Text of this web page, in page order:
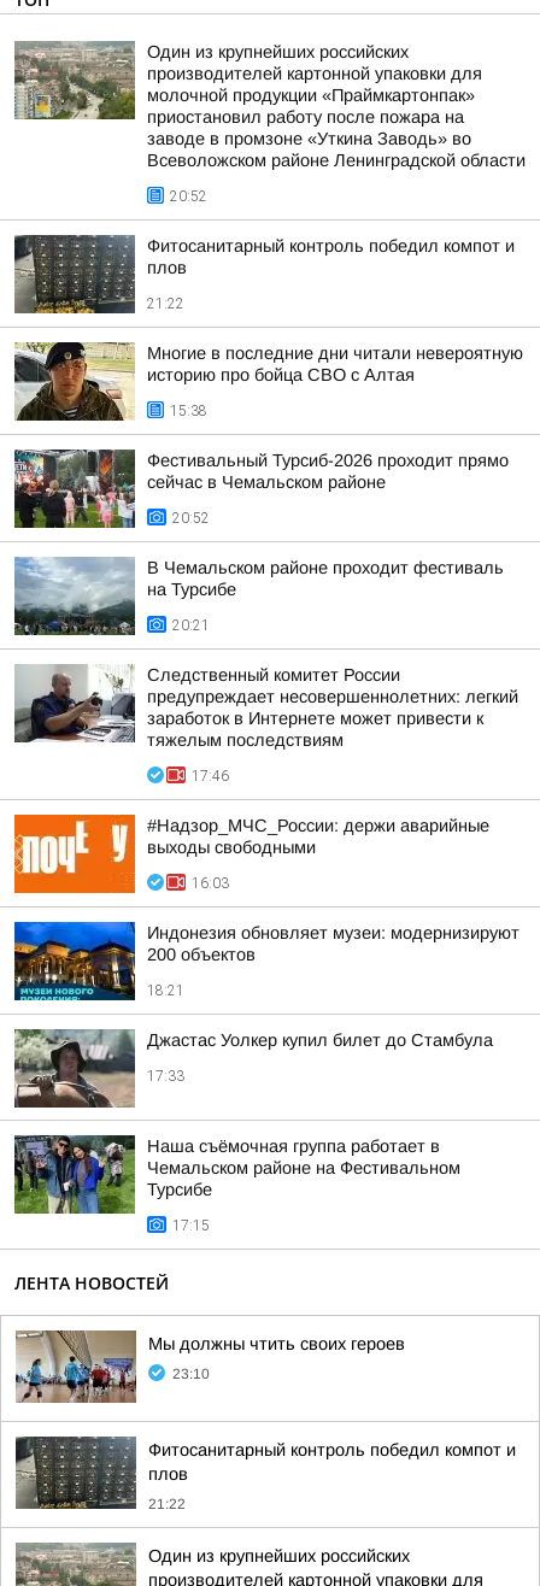
Один из крупнейших российских
производителей картонной упаковки для
молочной продукции «Праймкартонпак»
приостановил работу после пожара на
заводе в промзоне «Уткина Заводь» во
Всеволожском районе Ленинградской области
20:52
Фитосанитарный контроль победил компот и
плов
21:22
Многие в последние дни читали невероятную
историю про бойца СВО с Алтая
15:38
Фестивальный Турсиб-2026 проходит прямо
сейчас в Чемальском районе
20:52
В Чемальском районе проходит фестиваль
на Турсибе
20:21
Следственный комитет России
предупреждает несовершеннолетних: легкий
заработок в Интернете может привести к
тяжелым последствиям
17:46
#Надзор_МЧС_России: держи аварийные
выходы свободными
16:03
Индонезия обновляет музеи: модернизируют
200 объектов
18:21
Джастас Уолкер купил билет до Стамбула
17:33
Наша съёмочная группа работает в
Чемальском районе на Фестивальном
Турсибе
17:15
ЛЕНТА НОВОСТЕЙ
Мы должны чтить своих героев
23:10
Фитосанитарный контроль победил компот и
плов
21:22
Один из крупнейших российских
производителей картонной упаковки для